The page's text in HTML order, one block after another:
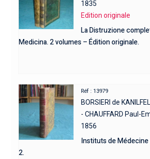
1835
Edition originale
La Distruzione
Medicina. 2 volumes – Édition originale.
Réf : 13979
BORSIERI de
- CHAUFFARD Paul-
1856
Instituts de
2.